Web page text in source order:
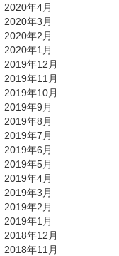
2020年4月
2020年3月
2020年2月
2020年1月
2019年12月
2019年11月
2019年10月
2019年9月
2019年8月
2019年7月
2019年6月
2019年5月
2019年4月
2019年3月
2019年2月
2019年1月
2018年12月
2018年11月